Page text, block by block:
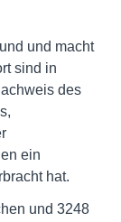
und macht
sind in
des
ein
hat.
und 3248